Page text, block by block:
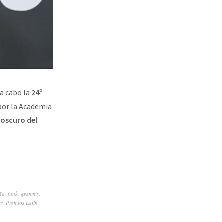
cabo la 24º
la Academia
del
, funk, grammy,
, Premios Latin